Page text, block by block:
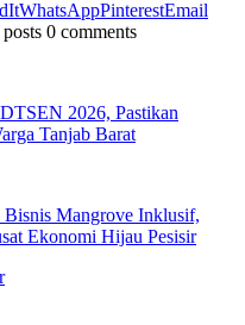
WhatsAppPinterestEmail
0 comments
2026, Pastikan
Tanjab Barat
Bisnis Mangrove Inklusif,
Ekonomi Hijau Pesisir